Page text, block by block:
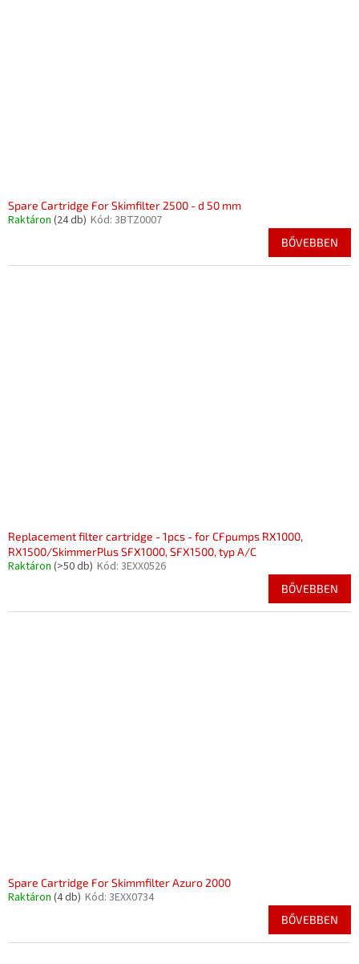
Spare Cartridge For Skimfilter 2500 - d 50 mm
Raktáron (24 db) Kód: 3BTZ0007
BŐVEBBEN
Replacement filter cartridge - 1pcs - for CFpumps RX1000,
RX1500/SkimmerPlus SFX1000, SFX1500, typ A/C
Raktáron (>50 db) Kód: 3EXX0526
BŐVEBBEN
Spare Cartridge For Skimmfilter Azuro 2000
Raktáron (4 db) Kód: 3EXX0734
BŐVEBBEN